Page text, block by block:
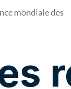
mondiale des